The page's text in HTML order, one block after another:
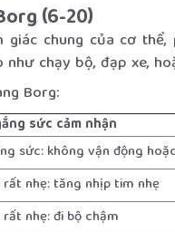
(6-20)
giác chung của cơ
chạy bộ, đạp xe,
Borg:
sức cảm nhận
sức: không vận động
rất nhẹ: tăng nhịp tim nhẹ
nhẹ: đi bộ chậm